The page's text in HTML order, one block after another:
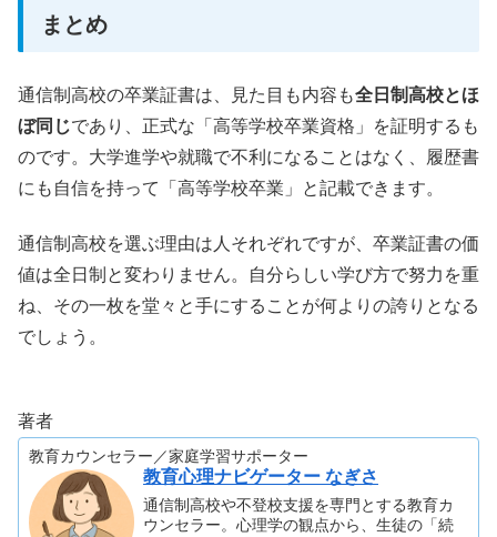
まとめ
通信制高校の卒業証書は、見た目も内容も全日制高校とほ
ぼ同じであり、正式な「高等学校卒業資格」を証明するも
のです。大学進学や就職で不利になることはなく、履歴書
にも自信を持って「高等学校卒業」と記載できます。
通信制高校を選ぶ理由は人それぞれですが、卒業証書の価
値は全日制と変わりません。自分らしい学び方で努力を重
ね、その一枚を堂々と手にすることが何よりの誇りとなる
でしょう。
著者
教育カウンセラー／家庭学習サポーター
教育心理ナビゲーター なぎさ
通信制高校や不登校支援を専門とする教育カ
ウンセラー。心理学の観点から、生徒の「続